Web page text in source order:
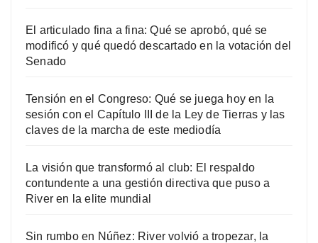
El articulado fina a fina: Qué se aprobó, qué se
modificó y qué quedó descartado en la votación del
Senado
Tensión en el Congreso: Qué se juega hoy en la
sesión con el Capítulo III de la Ley de Tierras y las
claves de la marcha de este mediodía
La visión que transformó al club: El respaldo
contundente a una gestión directiva que puso a
River en la elite mundial
Sin rumbo en Núñez: River volvió a tropezar, la